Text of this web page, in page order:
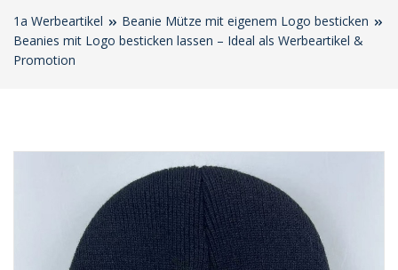
1a Werbeartikel
Beanie Mütze mit eigenem Logo besticken
Beanies mit Logo besticken lassen – Ideal als Werbeartikel &
Promotion